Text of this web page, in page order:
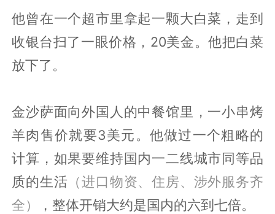
他曾在一个超市里拿起一颗大白菜，走到
收银台扫了一眼价格，20美金。他把白菜
放下了。
金沙萨面向外国人的中餐馆里，一小串烤
羊肉售价就要3美元。他做过一个粗略的
计算，如果要维持国内一二线城市同等品
质的生活 （进口物资、住房、涉外服务齐
全）
，整体开销大约是国内的六到七倍。